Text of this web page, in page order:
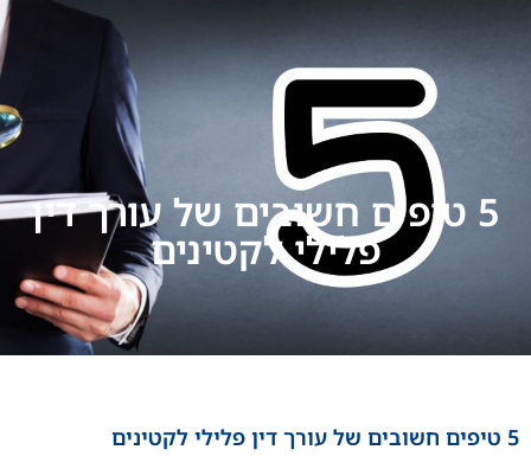
חשובים של עורך דין
פלילי לקטינים